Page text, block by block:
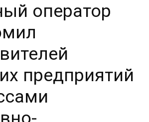
оператор
предприятий